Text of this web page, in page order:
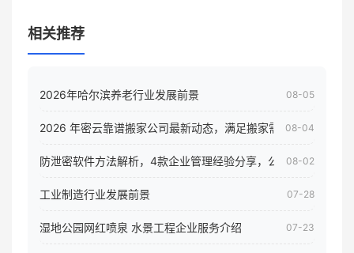
相关推荐
2026年哈尔滨养老行业发展前景 08-05
2026 年密云靠谱搬家公司最新动态，满足搬家需求！08-04
防泄密软件方法解析，4款企业管理经验分享，公司员工电脑核
08-02
工业制造行业发展前景 07-28
湿地公园网红喷泉 水景工程企业服务介绍 07-23